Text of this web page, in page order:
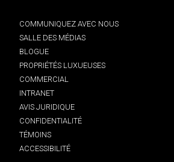
COMMUNIQUEZ AVEC NOUS
SALLE DES MÉDIAS
BLOGUE
PROPRIÉTÉS LUXUEUSES
COMMERCIAL
INTRANET
AVIS JURIDIQUE
CONFIDENTIALITÉ
TÉMOINS
ACCESSIBILITÉ